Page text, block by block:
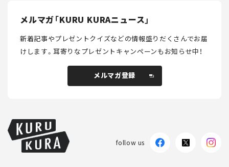
メルマガ「KURU KURAニュース」
新着記事やプレゼントクイズなどの情報盛りだくさんでお届
けします。耳寄りなプレゼントキャンペーンもお知らせ中！
メルマガ登録
follow us